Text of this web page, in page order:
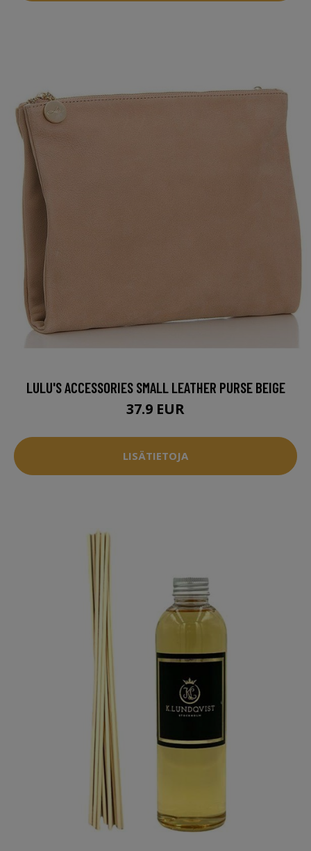
LULU'S ACCESSORIES SMALL LEATHER PURSE BEIGE
37.9 EUR
LISÄTIETOJA